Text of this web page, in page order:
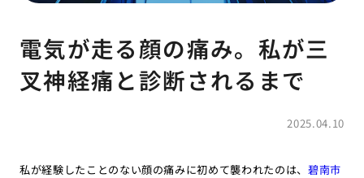
電気が走る顔の痛み。私が三
叉神経痛と診断されるまで
2025.04.10
私が経験したことのない顔の痛みに初めて襲われたのは、碧南市